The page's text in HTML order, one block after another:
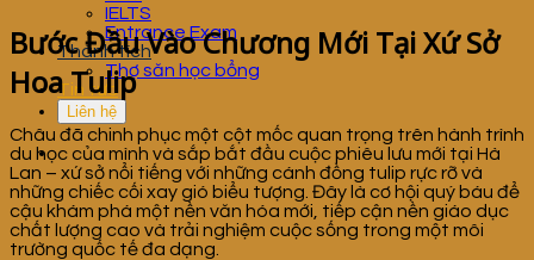
IELTS
Entrance Exam
Thành tích
Thợ săn học bổng
Tin tức
Liên hệ
Bước Đầu Vào Chương Mới Tại Xứ Sở
Hoa Tulip
Châu đã chinh phục một cột mốc quan trọng trên hành trình
du học của mình và sắp bắt đầu cuộc phiêu lưu mới tại Hà
Lan – xứ sở nổi tiếng với những cánh đồng tulip rực rỡ và
những chiếc cối xay gió biểu tượng. Đây là cơ hội quý báu để
cậu khám phá một nền văn hóa mới, tiếp cận nền giáo dục
chất lượng cao và trải nghiệm cuộc sống trong một môi
trường quốc tế đa dạng.